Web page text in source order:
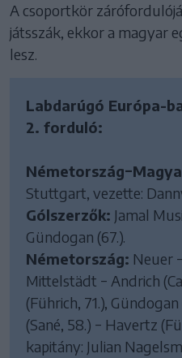
A csoportkör
játsszák, ekkor a magyar
lesz.
Labdarúgó Európa-
2. forduló:
Stuttgart, vezette:
Gólszerzők: Jamal
Gündogan (67.).
Németország: Neuer
Mittelstädt − Andrich
(Führich, 71.),
(Sané, 58.) − Havertz
kapitány: Julian